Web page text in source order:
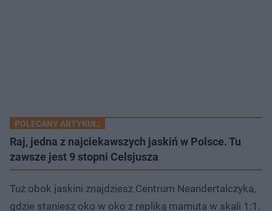
POLECANY ARTYKUŁ:
Raj, jedna z najciekawszych jaskiń w Polsce. Tu
zawsze jest 9 stopni Celsjusza
Tuż obok jaskini znajdziesz Centrum Neandertalczyka,
gdzie staniesz oko w oko z repliką mamuta w skali 1:1.